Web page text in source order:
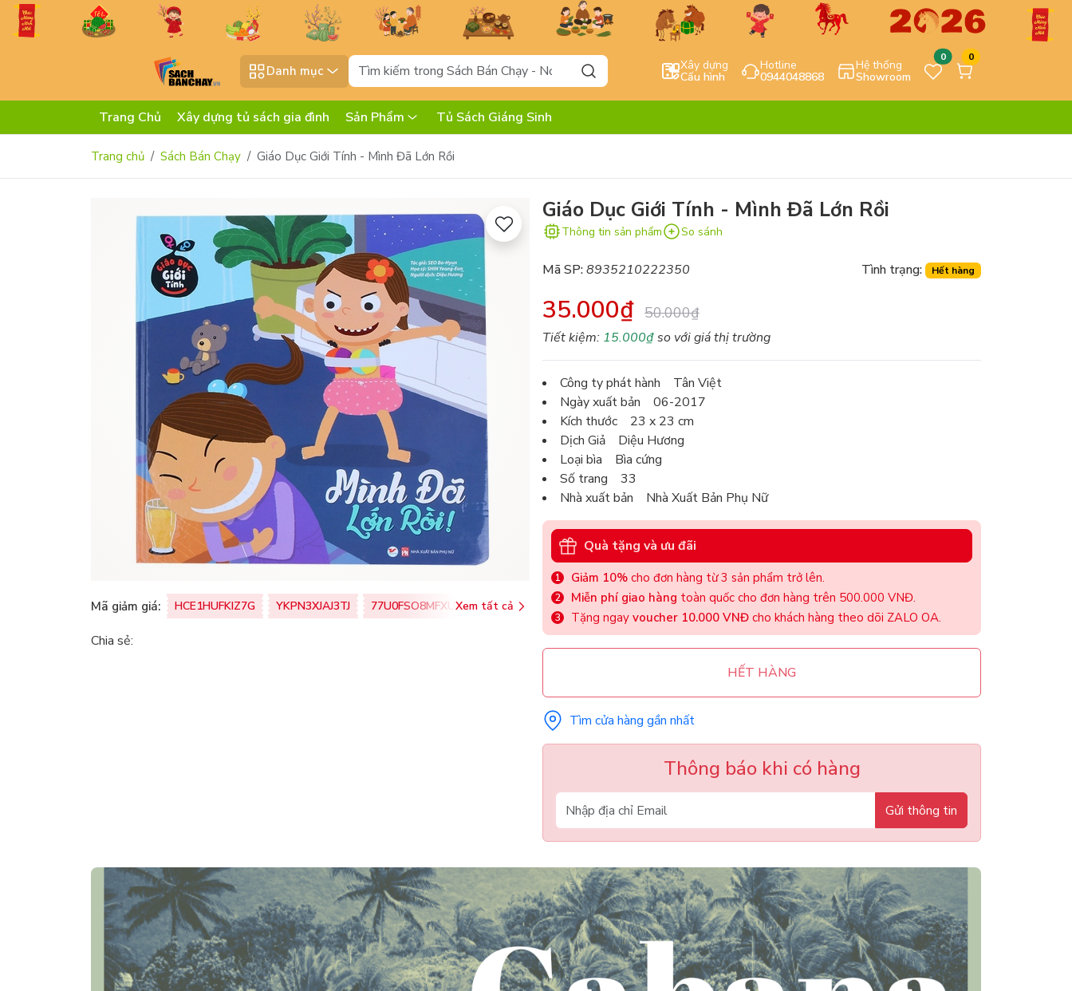
Danh mục Xây dựng
Cấu hình
Hotline
0944048868
Hệ thống
Showroom
0 0
Trang Chủ Xây dựng tủ sách gia đình Sản Phẩm Tủ Sách Giáng Sinh
Trang chủ Sách Bán Chạy Giáo Dục Giới Tính - Mình Đã Lớn Rồi
Mã giảm giá: HCE1HUFKIZ7G YKPN3XJAJ3TJ 77U0FSO8MFXU Xem tất cả
Chia sẻ:
Giáo Dục Giới Tính - Mình Đã Lớn Rồi
Thông tin sản phẩm So sánh
Mã SP:8935210222350 Tình trạng: Hết hàng
35.000₫ 50.000₫
Tiết kiệm: 15.000₫so với giá thị trường
Công ty phát hành Tân Việt
Ngày xuất bản 06-2017
Kích thước 23 x 23 cm
Dịch Giả Diệu Hương
Loại bìa Bìa cứng
Số trang 33
Nhà xuất bản Nhà Xuất Bản Phụ Nữ
Quà tặng và ưu đãi
Giảm 10% cho đơn hàng từ 3 sản phẩm trở lên.
Miễn phí giao hàng toàn quốc cho đơn hàng trên 500.000 VNĐ.
Tặng ngay voucher 10.000 VNĐ cho khách hàng theo dõi ZALO OA.
HẾT HÀNG
Tìm cửa hàng gần nhất
Thông báo khi có hàng
Gửi thông tin